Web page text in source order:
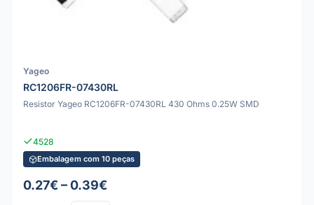
Yageo
RC1206FR-07430RL
Resistor Yageo RC1206FR-07430RL 430 Ohms 0.25W SMD
4528
Embalagem com 10 peças
0.27€ – 0.39€